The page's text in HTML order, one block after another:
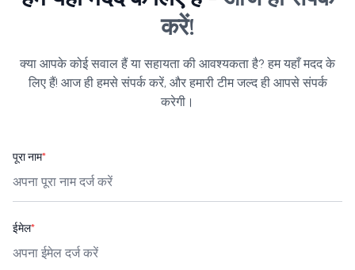
करें!
क्या आपके कोई सवाल हैं या सहायता की आवश्यकता है? हम यहाँ मदद के
लिए हैं! आज ही हमसे संपर्क करें, और हमारी टीम जल्द ही आपसे संपर्क
करेगी।
पूरा नाम*
ईमेल*